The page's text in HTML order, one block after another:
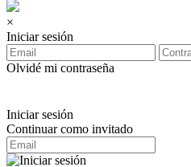
×
Iniciar sesión
Olvidé mi contraseña
Iniciar sesión
Continuar como invitado